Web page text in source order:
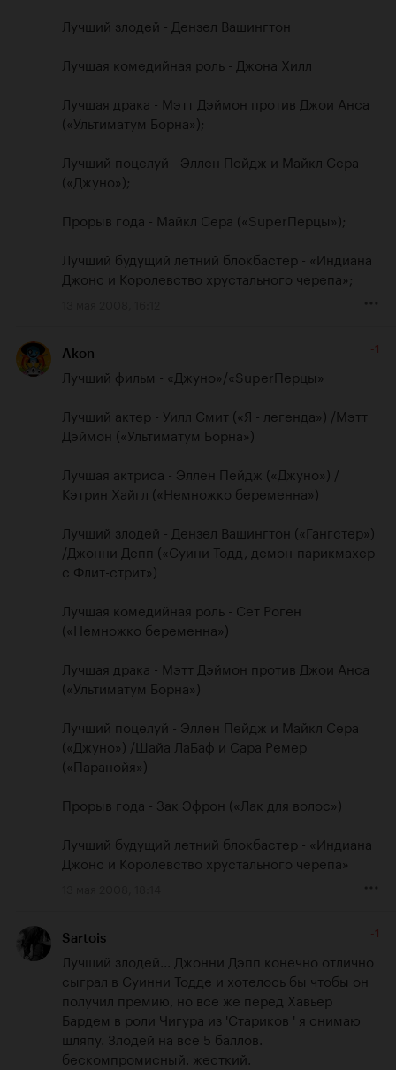
Лучший злодей - Дензел Вашингтон
Лучшая комедийная роль - Джона Хилл
Лучшая драка - Мэтт Дэймон против Джои Анса
(«Ультиматум Борна»);
Лучший поцелуй - Эллен Пейдж и Майкл Сера
(«Джуно»);
Прорыв года - Майкл Сера («SuperПерцы»);
Лучший будущий летний блокбастер - «Индиана
Джонс и Королевство xрустального черепа»;
Akon -1
Лучший фильм - «Джуно»/«SuperПерцы»
Лучший актер - Уилл Смит («Я - легенда») /Мэтт
Дэймон («Ультиматум Борна»)
Лучшая актриса - Эллен Пейдж («Джуно») /
Кэтрин Хайгл («Немножко беременна»)
Лучший злодей - Дензел Вашингтон («Гангстер»)
/Джонни Депп («Суини Тодд, демон-парикмахер
с Флит-стрит»)
Лучшая комедийная роль - Сет Роген
(«Немножко беременна»)
Лучшая драка - Мэтт Дэймон против Джои Анса
(«Ультиматум Борна»)
Лучший поцелуй - Эллен Пейдж и Майкл Сера
(«Джуно») /Шайа ЛаБаф и Сара Ремер
(«Паранойя»)
Прорыв года - Зак Эфрон («Лак для волос»)
Лучший будущий летний блокбастер - «Индиана
Джонс и Королевство xрустального черепа»
Sartois -1
Лучший злодей... Джонни Дэпп конечно отлично
сыграл в Суинни Тодде и хотелось бы чтобы он
получил премию, но все же перед Хавьер
Бардем в роли Чигура из 'Стариков ' я снимаю
шляпу. Злодей на все 5 баллов.
бескомпромисный. жесткий.